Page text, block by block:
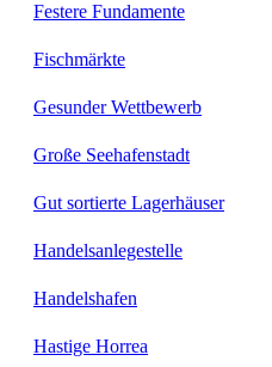
Festere Fundamente
Fischmärkte
Gesunder Wettbewerb
Große Seehafenstadt
Gut sortierte Lagerhäuser
Handelsanlegestelle
Handelshafen
Hastige Horrea